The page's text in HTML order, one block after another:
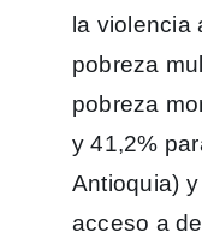
la violencia
pobreza
pobreza
y 41,2%
Antioquia)
acceso a